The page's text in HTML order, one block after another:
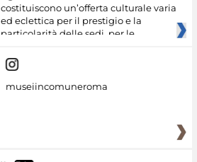
costituiscono un’offerta culturale varia
ed eclettica per il prestigio e la
particolarità delle sedi, per le
museiincomuneroma